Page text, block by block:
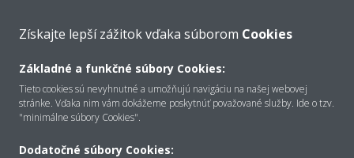
Kontakt
Získajte lepší zážitok vďaka súborom Cookies
Základné a funkčné súbory Cookies:
Tieto cookies sú nevyhnutné a umožňujú navigáciu na našej webovej
stránke. Vďaka nim vám dokážeme poskytnúť považované služby. Ide o tzv.
"minimálne súbory Cookies".
Dodatočné súbory Cookies: